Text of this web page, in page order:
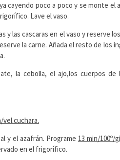
cayendo poco a poco y se monte el
Lave el vaso.
y las cascaras en el vaso y reserve
la carne. Añada el resto de los
la cebolla, el ajo,los cuerpos de
vel.cuchara.
y el azafrán. Programe 13 min/100º/
en el frigorífico.